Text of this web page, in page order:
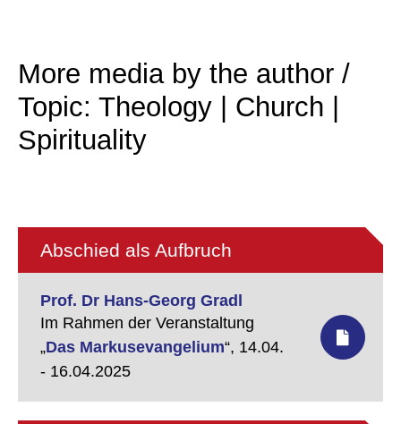
More media by the author /
Topic: Theology | Church |
Spirituality
Abschied als Aufbruch
Prof. Dr Hans-Georg Gradl
Im Rahmen der Veranstaltung
„Das Markusevangelium“, 14.04.
- 16.04.2025